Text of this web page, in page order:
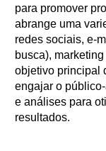
para promover
abrange uma
redes sociais, e-
busca),
objetivo principal
engajar o
e análises para
resultados.